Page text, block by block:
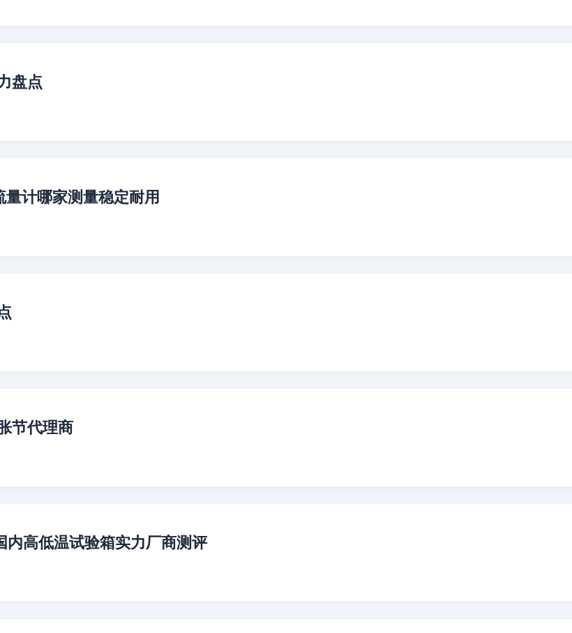
盘点
计哪家测量稳定耐用
节代理商
高低温试验箱实力厂商测评